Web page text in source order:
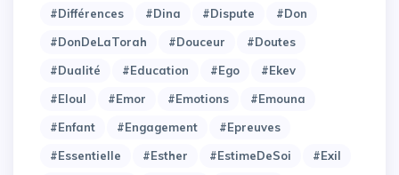
#Différences
#Dina #Dispute
#Don
#DonDeLaTorah
#Douceur
#Doutes
#Dualité
#Education #Ego
#Ekev
#Eloul
#Emor #Emotions
#Emouna
#Enfant
#Engagement
#Epreuves
#Essentielle
#Esther #EstimeDeSoi
#Exil